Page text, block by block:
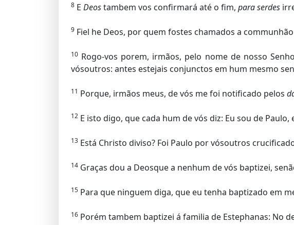
8 E Deostambem vos confirmará até o fim, para serdes
9 Fiel he Deos, por quem fostes chamados a
10 Rogo-vos porem, irmãos, pelo nome de nosso
vósoutros: antes estejais conjunctos em hum mesmo
11 Porque, irmãos meus, de vós me foi notificado pelos
12 E isto digo, que cada hum de vós diz: Eu sou de
13 Está Christo diviso? Foi Paulo por vósoutros
14 Graças dou a Deosque a nenhum de vós baptizei,
15 Para que ninguem diga, que eu tenha baptizado em
16 Porém tambem baptizei á familia de Estephanas: No